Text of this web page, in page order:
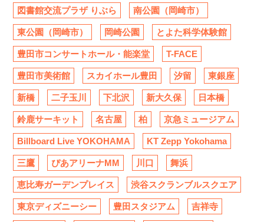
図書館交流プラザ りぶら 南公園（岡崎市）
東公園（岡崎市） 岡崎公園 とよた科学体験館
豊田市コンサートホール・能楽堂 T-FACE
豊田市美術館 スカイホール豊田 汐留 東銀座
新橋 二子玉川 下北沢 新大久保 日本橋
鈴鹿サーキット 名古屋 柏 京急ミュージアム
Billboard Live YOKOHAMA KT Zepp Yokohama
三鷹 ぴあアリーナMM 川口 舞浜
恵比寿ガーデンプレイス 渋谷スクランブルスクエア
東京ディズニーシー 豊田スタジアム 吉祥寺